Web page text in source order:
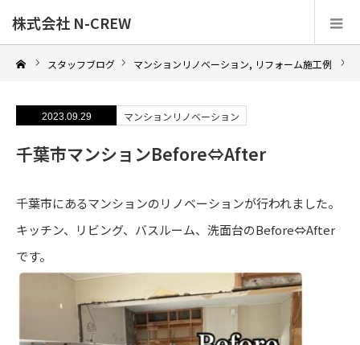
株式会社 N-CREW
スタッフブログ マンションリノベーション, リフォーム施工例
2023.09.29 マンションリノベーション
千葉市マンションBefore⇔After
千葉市にあるマンションのリノベーションが行われました。
キッチン、リビング、バスルーム、洗面台のBefore⇔After
です。